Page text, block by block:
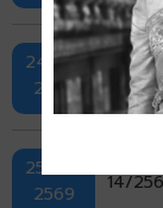
24 ก.ค.
2569
แผนพั
พ.ศ
25 พ.ค.
2569
แผน
14/